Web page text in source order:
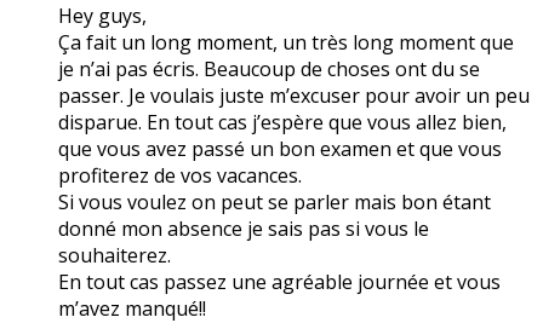
Hey guys,
Ça fait un long moment, un très long moment que
je n’ai pas écris. Beaucoup de choses ont du se
passer. Je voulais juste m’excuser pour avoir un peu
disparue. En tout cas j’espère que vous allez bien,
que vous avez passé un bon examen et que vous
profiterez de vos vacances.
Si vous voulez on peut se parler mais bon étant
donné mon absence je sais pas si vous le
souhaiterez.
En tout cas passez une agréable journée et vous
m’avez manqué!!